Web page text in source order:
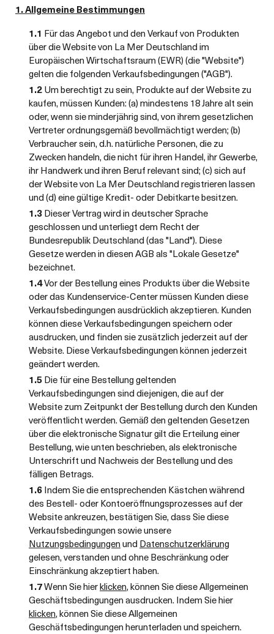
1. Allgemeine Bestimmungen
1.1 Für das Angebot und den Verkauf von Produkten
über die Website von La Mer Deutschland im
Europäischen Wirtschaftsraum (EWR) (die "Website")
gelten die folgenden Verkaufsbedingungen ("AGB").
1.2Um berechtigt zu sein, Produkte auf der Website zu
kaufen, müssen Kunden: (a) mindestens 18 Jahre alt sein
oder, wenn sie minderjährig sind, von ihrem gesetzlichen
Vertreter ordnungsgemäß bevollmächtigt werden; (b)
Verbraucher sein, d.h. natürliche Personen, die zu
Zwecken handeln, die nicht für ihren Handel, ihr Gewerbe,
ihr Handwerk und ihren Beruf relevant sind; (c) sich auf
der Website von La Mer Deutschland registrieren lassen
und (d) eine gültige Kredit- oder Debitkarte besitzen.
1.3Dieser Vertrag wird in deutscher Sprache
geschlossen und unterliegt dem Recht der
Bundesrepublik Deutschland (das "Land"). Diese
Gesetze werden in diesen AGB als "Lokale Gesetze"
bezeichnet.
1.4Vor der Bestellung eines Produkts über die Website
oder das Kundenservice-Center müssen Kunden diese
Verkaufsbedingungen ausdrücklich akzeptieren. Kunden
können diese Verkaufsbedingungen speichern oder
ausdrucken, und finden sie zusätzlich jederzeit auf der
Website. Diese Verkaufsbedingungen können jederzeit
geändert werden.
1.5Die für eine Bestellung geltenden
Verkaufsbedingungen sind diejenigen, die auf der
Website zum Zeitpunkt der Bestellung durch den Kunden
veröffentlicht werden. Gemäß den geltenden Gesetzen
über die elektronische Signatur gilt die Erteilung einer
Bestellung, wie unten beschrieben, als elektronische
Unterschrift und Nachweis der Bestellung und des
fälligen Betrags.
1.6Indem Sie die entsprechenden Kästchen während
des Bestell- oder Kontoeröffnungsprozesses auf der
Website ankreuzen, bestätigen Sie, dass Sie diese
Verkaufsbedingungen sowie unsere
Nutzungsbedingungenund Datenschutzerklärung
gelesen, verstanden und ohne Beschränkung oder
Einschränkung akzeptiert haben.
1.7Wenn Sie hierklicken, können Sie diese Allgemeinen
Geschäftsbedingungen ausdrucken. Indem Sie hier
klicken, können Sie diese Allgemeinen
Geschäftsbedingungen herunterladen und speichern.